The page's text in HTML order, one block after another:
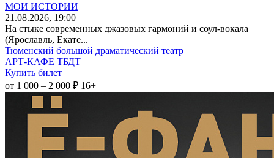
МОИ ИСТОРИИ
21 .08.2026, 19:00
На стыке современных джазовых гармоний и соул-вокала
(Ярославль, Екате...
Тюменский большой драматический театр
АРТ-КАФЕ ТБДТ
Купить билет
от 1 000 – 2 000 ₽ 16+